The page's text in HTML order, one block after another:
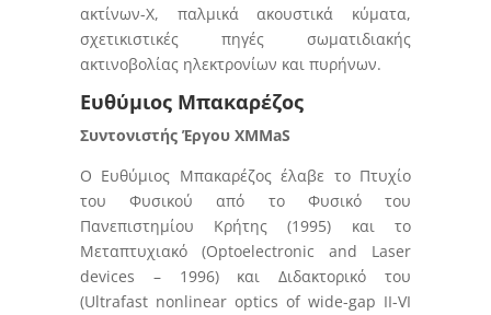
ακτίνων-Χ, παλμικά ακουστικά κύματα,
σχετικιστικές πηγές σωματιδιακής
ακτινοβολίας ηλεκτρονίων και πυρήνων.
Ευθύμιος Μπακαρέζος
Συντονιστής Έργου XMMaS
Ο Ευθύμιος Μπακαρέζος έλαβε το Πτυχίο
του Φυσικού από το Φυσικό του
Πανεπιστημίου Κρήτης (1995) και το
Μεταπτυχιακό (Optoelectronic and Laser
devices – 1996) και Διδακτορικό του
(Ultrafast nonlinear optics of wide-gap II-VI